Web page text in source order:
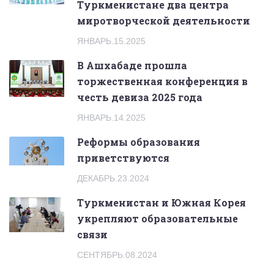
Туркменистане два центра
миротворческой деятельности
ЯНВАРЬ.15.2025
В Ашхабаде прошла
торжественная конференция в
честь девиза 2025 года
ЯНВАРЬ.14.2025
Реформы образования
приветствуются
ДЕКАБРЬ.23.2024
Туркменистан и Южная Корея
укрепляют образовательные
связи
СЕНТЯБРЬ.08.2024